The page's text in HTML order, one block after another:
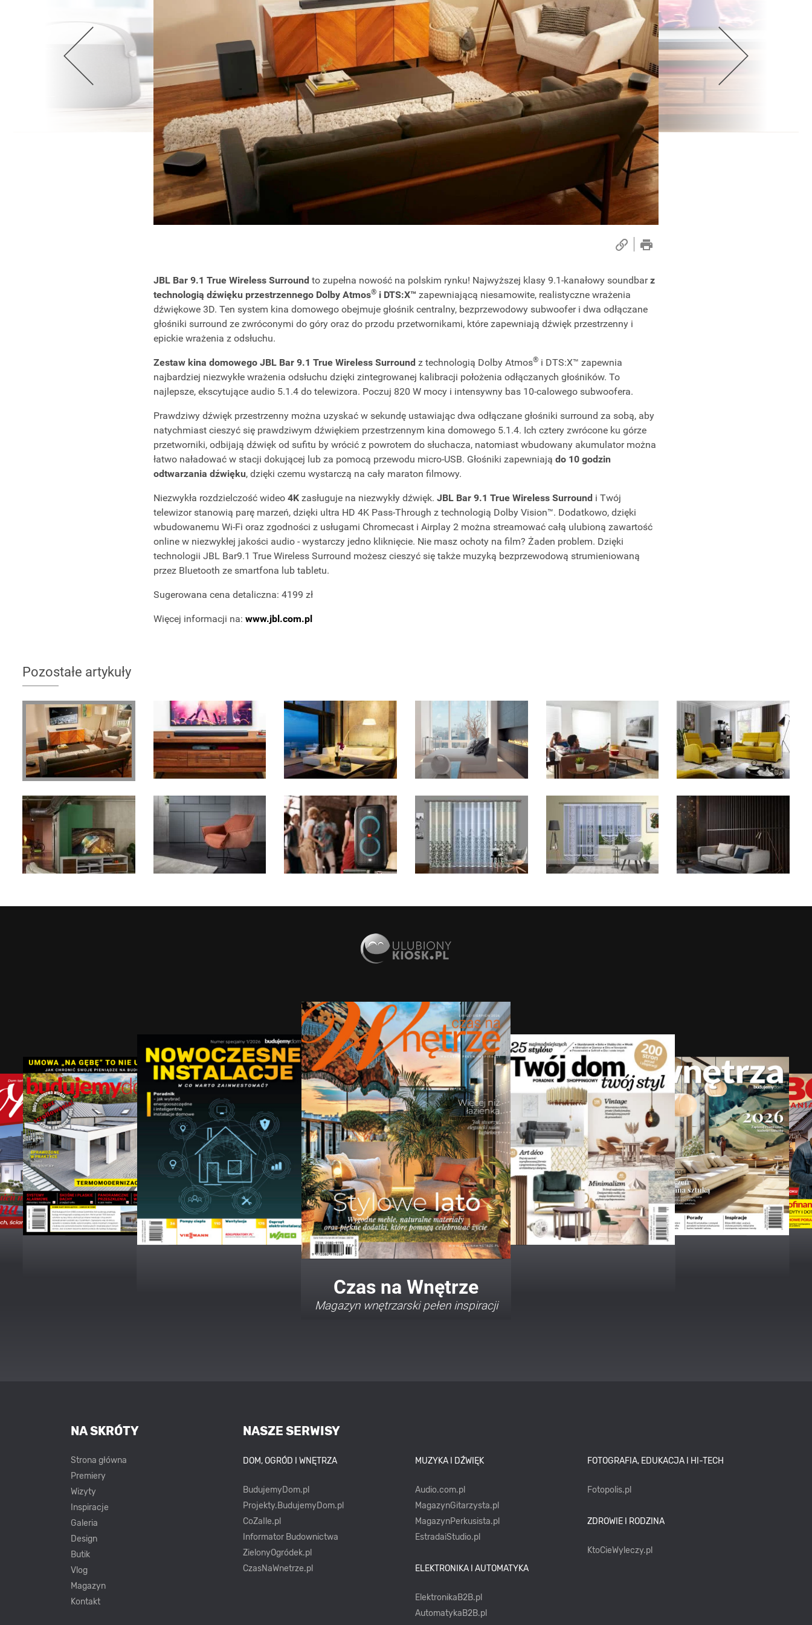
JBL Bar 9.1 True Wireless Surroundto zupełna nowość na polskim rynku! Najwyższej klasy 9.1-kanałowy soundbarz
technologią dźwięku przestrzennego Dolby Atmos®i DTS:X™ zapewniającą niesamowite, realistyczne wrażenia
dźwiękowe 3D. Ten system kina domowego obejmuje głośnik centralny, bezprzewodowy subwoofer i dwa odłączane
głośniki surround ze zwróconymi do góry oraz do przodu przetwornikami, które zapewniają dźwięk przestrzenny i
epickie wrażenia z odsłuchu.
Zestaw kina domowego JBL Bar 9.1 True Wireless Surroundz technologią Dolby Atmos®i DTS:X™ zapewnia
najbardziej niezwykłe wrażenia odsłuchu dzięki zintegrowanej kalibracji położenia odłączanych głośników. To
najlepsze, ekscytujące audio 5.1.4 do telewizora. Poczuj 820 W mocy i intensywny bas 10-calowego subwoofera.
Prawdziwy dźwięk przestrzenny można uzyskać w sekundę ustawiając dwa odłączane głośniki surround za sobą, aby
natychmiast cieszyć się prawdziwym dźwiękiem przestrzennym kina domowego 5.1.4. Ich cztery zwrócone ku górze
przetworniki, odbijają dźwięk od sufitu by wrócić z powrotem do słuchacza, natomiast wbudowany akumulator można
łatwo naładować w stacji dokującej lub za pomocą przewodu micro-USB. Głośniki zapewniają do 10 godzin
odtwarzania dźwięku, dzięki czemu wystarczą na cały maraton filmowy.
Niezwykła rozdzielczość wideo 4Kzasługuje na niezwykły dźwięk. JBL Bar 9.1 True Wireless Surroundi Twój
telewizor stanowią parę marzeń, dzięki ultra HD 4K Pass-Through z technologią Dolby Vision™. Dodatkowo, dzięki
wbudowanemu Wi-Fi oraz zgodności z usługami Chromecast i Airplay 2 można streamować całą ulubioną zawartość
online w niezwykłej jakości audio - wystarczy jedno kliknięcie. Nie masz ochoty na film? Żaden problem. Dzięki
technologii JBL Bar9.1 True Wireless Surround możesz cieszyć się także muzyką bezprzewodową strumieniowaną
przez Bluetooth ze smartfona lub tabletu.
Sugerowana cena detaliczna: 4199 zł
Więcej informacji na: www.jbl.com.pl
Pozostałe artykuły
Twój Dom Twój Styl
Porady i inspiracje w najmodniejszych
NASZE SERWISY
DOM, OGRÓD I WNĘTRZA
BudujemyDom.pl
Projekty.BudujemyDom.pl
CoZaIle.pl
Informator Budownictwa
ZielonyOgródek.pl
CzasNaWnetrze.pl
MUZYKA I DŹWIĘK
Audio.com.pl
MagazynGitarzysta.pl
MagazynPerkusista.pl
EstradaiStudio.pl
ELEKTRONIKA I AUTOMATYKA
ElektronikaB2B.pl
AutomatykaB2B.pl
FOTOGRAFIA, EDUKACJA I HI-TECH
Fotopolis.pl
ZDROWIE I RODZINA
KtoCieWyleczy.pl
NA SKRÓTY
Strona główna
Premiery
Wizyty
Inspiracje
Galeria
Design
Butik
Vlog
Magazyn
Kontakt